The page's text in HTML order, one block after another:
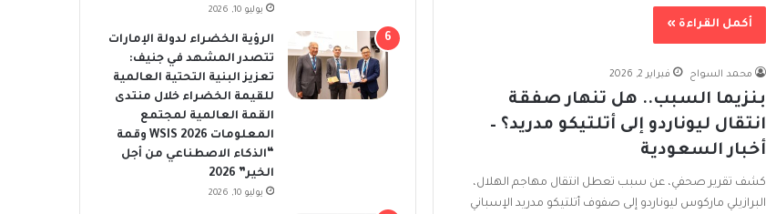
أكمل القراءة »
محمد السواح فبراير 2, 2026
بنزيما السبب.. هل تنهار صفقة
انتقال ليوناردو إلى أتلتيكو مدريد؟ –
أخبار السعودية
كشف تقرير صحفي، عن سبب تعطل انتقال مهاجم الهلال،
البرازيلي ماركوس ليوناردو إلى صفوف أتلتيكو مدريد الإسباني
يوليو 10, 2026
الرؤية الخضراء لدولة الإمارات
تتصدر المشهد في جنيف:
تعزيز البنية التحتية العالمية
للقيمة الخضراء خلال منتدى
القمة العالمية لمجتمع
المعلومات WSIS 2026 وقمة
“الذكاء الاصطناعي من أجل
الخير” 2026
يوليو 10, 2026